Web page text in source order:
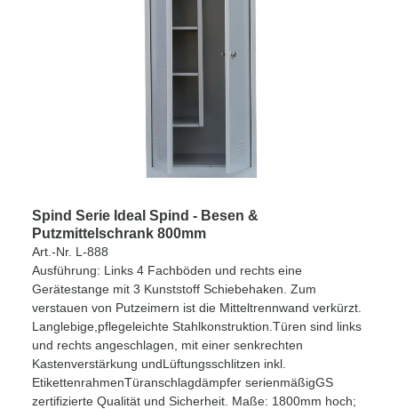
Spind Serie Ideal Spind - Besen &
Putzmittelschrank 800mm
Art.-Nr. L-888
Ausführung: Links 4 Fachböden und rechts eine
Gerätestange mit 3 Kunststoff Schiebehaken. Zum
verstauen von Putzeimern ist die Mitteltrennwand verkürzt.
Langlebige,pflegeleichte Stahlkonstruktion.Türen sind links
und rechts angeschlagen, mit einer senkrechten
Kastenverstärkung undLüftungsschlitzen inkl.
EtikettenrahmenTüranschlagdämpfer serienmäßigGS
zertifizierte Qualität und Sicherheit. Maße: 1800mm hoch;